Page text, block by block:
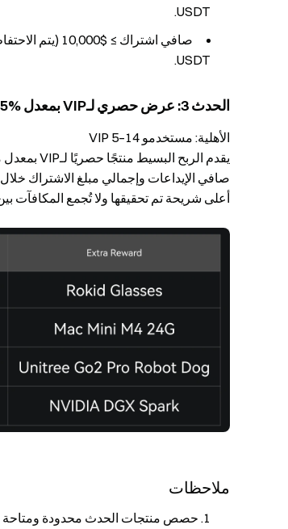
USDT.
USDT.
الحدث 3: عرض حصري لـVIP بمعدل %2.5 APR & جهاز NVIDIA DGX Spark
الأهلية: مستخدمو VIP 5–14
أعلى شريحة تم تحقيقها ولا تُجمع المكافآت
ملاحظات
حصص منتجات الحدث محدودة ومتاحة